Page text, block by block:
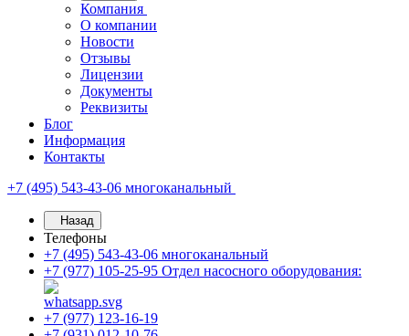
Компания
О компании
Новости
Отзывы
Лицензии
Документы
Реквизиты
Блог
Информация
Контакты
+7 (495) 543-43-06 многоканальный
Назад
Телефоны
+7 (495) 543-43-06 многоканальный
+7 (977) 105-25-95 Отдел насосного оборудования:
+7 (977) 123-16-19